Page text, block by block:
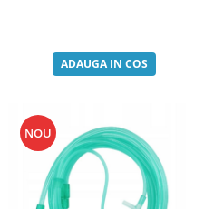
ADAUGA IN COS
NOU